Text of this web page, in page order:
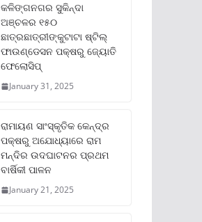
କଳିଙ୍ଗନଗର ସୁକିନ୍ଦା
ଅଞ୍ଚଳର ୧୫୦
ଛାତ୍ରଛାତ୍ରୀଙ୍କୁଟାଟା ଷ୍ଟିଲ୍
ଫାଉଣ୍ଡେସନ ପକ୍ଷରୁ ଜ୍ୟୋତି
ଫେଲୋସିପ୍‌
January 31, 2025
ରାମାୟଣ ସାଂସ୍କୃତିକ କେନ୍ଦ୍ର
ପକ୍ଷରୁ ଅଯୋଧ୍ୟାରେ ରାମ
ମନ୍ଦିର ଉଦଘାଟନର ପ୍ରଥମ
ବାର୍ଷିକୀ ପାଳନ
January 21, 2025